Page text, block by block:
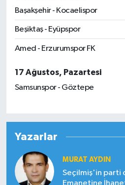
Başakşehir - Kocaelispor
Beşiktaş - Eyüpspor
Amed - Erzurumspor FK
17 Ağustos, Pazartesi
Samsunspor - Göztepe
Yazarlar
MURAT AYDIN
Seçilmiş'in parti
Emanetine